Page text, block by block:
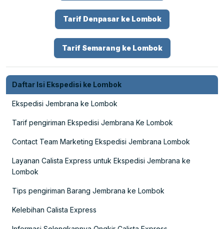
Tarif Denpasar ke Lombok
Tarif Semarang ke Lombok
Daftar Isi Ekspedisi ke Lombok
Ekspedisi Jembrana ke Lombok
Tarif pengiriman Ekspedisi Jembrana Ke Lombok
Contact Team Marketing Ekspedisi Jembrana Lombok
Layanan Calista Express untuk Ekspedisi Jembrana ke
Lombok
Tips pengiriman Barang Jembrana ke Lombok
Kelebihan Calista Express